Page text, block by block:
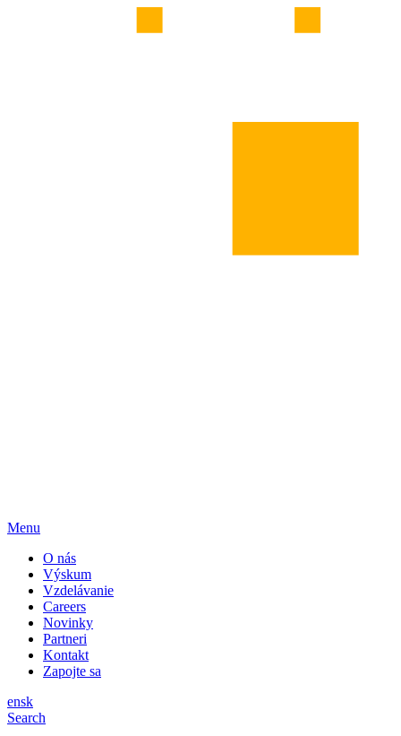
Menu
O nás
Výskum
Vzdelávanie
Careers
Novinky
Partneri
Kontakt
Zapojte sa
ensk
Search